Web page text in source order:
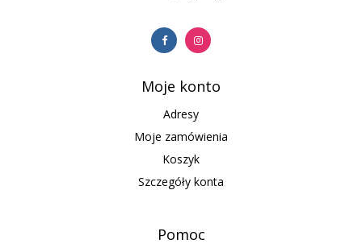
Moje konto
Adresy
Moje zamówienia
Koszyk
Szczegóły konta
Pomoc